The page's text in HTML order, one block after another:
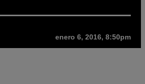
enero 6, 2016, 8:50pm